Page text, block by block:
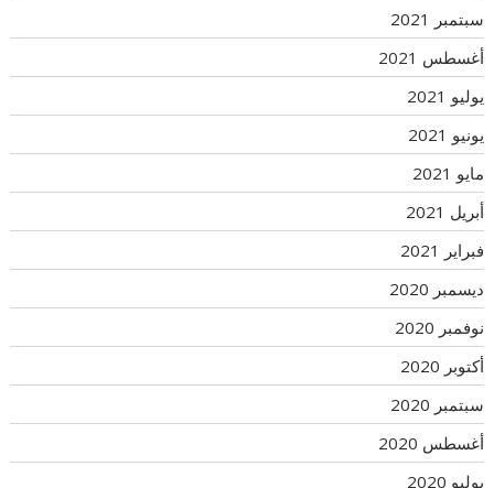
سبتمبر 2021
أغسطس 2021
يوليو 2021
يونيو 2021
مايو 2021
أبريل 2021
فبراير 2021
ديسمبر 2020
نوفمبر 2020
أكتوبر 2020
سبتمبر 2020
أغسطس 2020
يوليو 2020